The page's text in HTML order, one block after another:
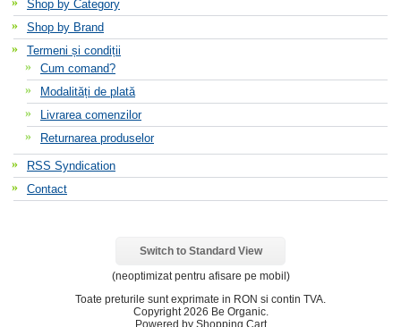
Shop by Category
Shop by Brand
Termeni și condiții
Cum comand?
Modalități de plată
Livrarea comenzilor
Returnarea produselor
RSS Syndication
Contact
Switch to Standard View
(neoptimizat pentru afisare pe mobil)
Toate preturile sunt exprimate in RON si contin TVA.
Copyright 2026 Be Organic.
Powered by Shopping Cart